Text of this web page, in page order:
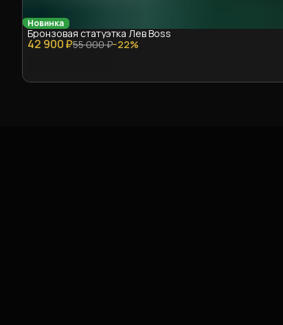
Новинка
42 900 ₽55 000 ₽−22%
Бронзовая статуэтка Лев Boss